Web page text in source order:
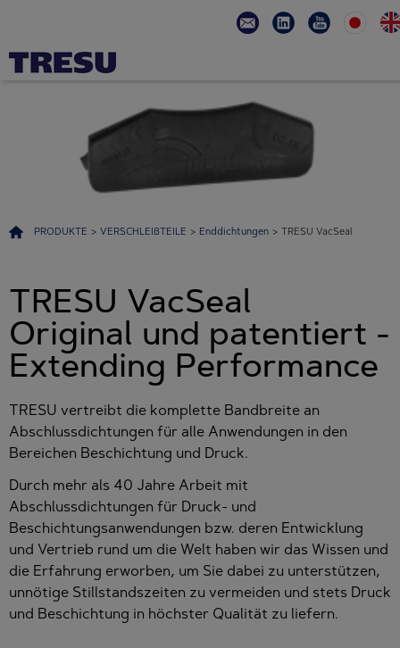
PRODUKTE > VERSCHLEIßTEILE > Enddichtungen > TRESU VacSeal
TRESU VacSeal
Original und patentiert -
Extending Performance
TRESU vertreibt die komplette Bandbreite an
Abschlussdichtungen für alle Anwendungen in den
Bereichen Beschichtung und Druck.
Durch mehr als 40 Jahre Arbeit mit
Abschlussdichtungen für Druck- und
Beschichtungsanwendungen bzw. deren Entwicklung
und Vertrieb rund um die Welt haben wir das Wissen und
die Erfahrung erworben, um Sie dabei zu unterstützen,
unnötige Stillstandszeiten zu vermeiden und stets Druck
und Beschichtung in höchster Qualität zu liefern.